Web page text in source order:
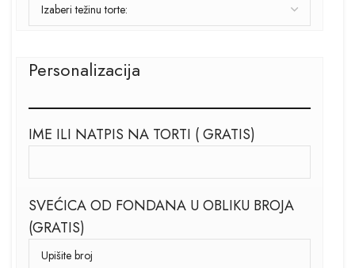
Personalizacija
IME ILI NATPIS NA TORTI ( GRATIS)
SVEĆICA OD FONDANA U OBLIKU BROJA
(GRATIS)